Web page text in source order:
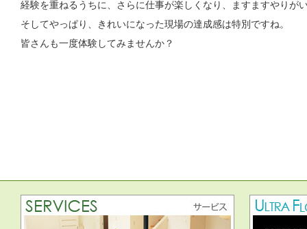
経験を重ねるうちに、さらに仕事が楽しくなり、ますますやりが
そしてやっぱり、きれいになった現場の達成感は特別ですね。
皆さんも一度体験してみませんか？